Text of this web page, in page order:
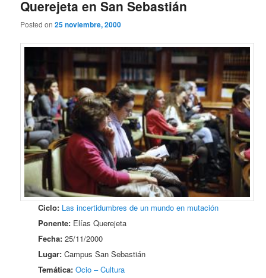
Querejeta en San Sebastián
Posted on25 noviembre, 2000
Ciclo: Las incertidumbres de un mundo en mutación
Ponente: Elías Querejeta
Fecha: 25/11/2000
Lugar: Campus San Sebastián
Temática: Ocio – Cultura